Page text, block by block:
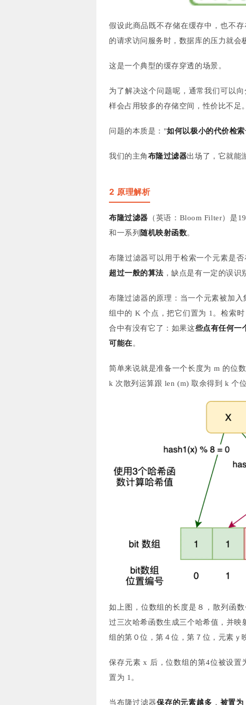
假设此商品既不存储在缓存中，也不
的请求访问服务时，数据库的压力就会
这是一个典型的缓存穿透的场景。
为了解决这个问题呢，通常我们可以
样会占用较多的存储空间，性价比不足。
问题的本质是："如何以极小的代价检
我们的主角布隆过滤器出场了，它就能
2 原理解析
布隆过滤器 （英语：Bloom Filter）是
和一系列 随机映射函数。
布隆过滤器可以用于检索一个元素是
超过一般的算法，缺点是有一定的误识
布隆过滤器的原理：当一个元素被加
组中的 K 个点，把它们置为 1。检索
合中有没有它了：如果这些点有任何一
可能在。
简单来说就是准备一个长度为 m 的位
k 次散列运算跟 len (m) 取余得到 k 个
如上图，位数组的长度是８，散列函
过三次哈希函数生成三个哈希值，并
组的第０位，第４位，第７位，元素ｙ
保存元素 x 后，位数组的第4位被设
置为 1。
当布隆过滤器保存的元素越多 ， 被置